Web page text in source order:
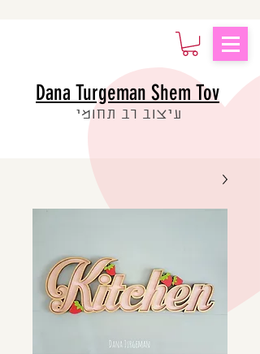
עיצוב רב תחומי
Dana Turgeman Shem Tov